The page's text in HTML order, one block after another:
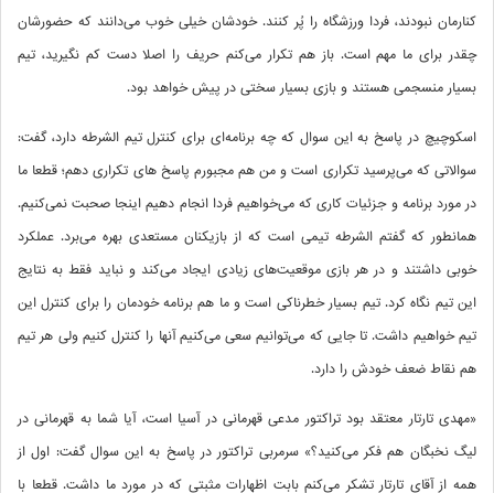
کنارمان نبودند، فردا ورزشگاه را پُر کنند. خودشان خیلی خوب می‌دانند که حضورشان
چقدر برای ما مهم است. باز هم تکرار می‌کنم حریف را اصلا دست کم نگیرید، تیم
بسیار منسجمی هستند و بازی بسیار سختی در پیش خواهد بود.
اسکوچیچ در پاسخ به این سوال که چه برنامه‌ای برای کنترل تیم الشرطه دارد، گفت:
سوالاتی که می‌پرسید تکراری است و من هم مجبورم پاسخ های تکراری دهم؛ قطعا ما
در مورد برنامه و جزئیات کاری که می‌خواهیم فردا انجام دهیم اینجا صحبت نمی‌کنیم.
همانطور که گفتم الشرطه تیمی است که از بازیکنان مستعدی بهره می‌برد. عملکرد
خوبی داشتند و در هر بازی موقعیت‌های زیادی ایجاد می‌کند و نباید فقط به نتایج
این تیم نگاه کرد. تیم بسیار خطرناکی است و ما هم برنامه خودمان را برای کنترل این
تیم خواهیم داشت. تا جایی که می‌توانیم سعی می‌کنیم آنها را کنترل کنیم ولی هر تیم
هم نقاط ضعف خودش را دارد.
«مهدی تارتار معتقد بود تراکتور مدعی قهرمانی در آسیا است، آیا شما به قهرمانی در
لیگ نخبگان هم فکر می‌کنید؟» سرمربی تراکتور در پاسخ به این سوال گفت: اول از
همه از آقای تارتار تشکر می‌کنم بابت اظهارات مثبتی که در مورد ما داشت. قطعا با